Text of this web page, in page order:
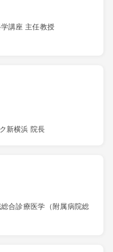
講座 主任教授
新横浜 院長
合診療医学（附属病院総